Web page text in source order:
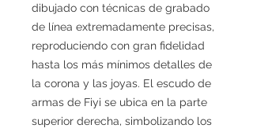
dibujado con técnicas de grabado
de línea extremadamente precisas,
reproduciendo con gran fidelidad
hasta los más mínimos detalles de
la corona y las joyas. El escudo de
armas de Fiyi se ubica en la parte
superior derecha, simbolizando los